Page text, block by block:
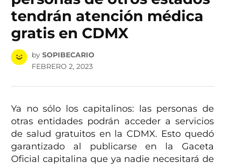
tendrán atención médica
gratis en CDMX
by SOPIBECARIO
FEBRERO 2, 2023
Ya no sólo los capitalinos: las personas de
otras entidades podrán acceder a servicios
de salud gratuitos en la CDMX. Esto quedó
garantizado al publicarse en la Gaceta
Oficial capitalina que ya nadie necesitará de